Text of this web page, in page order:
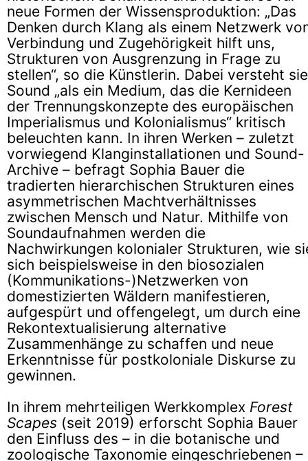
neue Formen der Wissensproduktion: „Das
Denken durch Klang als einem Netzwerk
Verbindung und Zugehörigkeit hilft uns,
Strukturen von Ausgrenzung in Frage zu
stellen“, so die Künstlerin. Dabei versteht sie
Sound „als ein Medium, das die Kernideen
der Trennungskonzepte des europäischen
Imperialismus und Kolonialismus“ kritisch
beleuchten kann. In ihren Werken – zuletzt
vorwiegend Klanginstallationen und Sound-
Archive – befragt Sophia Bauer die
tradierten hierarchischen Strukturen eines
asymmetrischen Machtverhältnisses
zwischen Mensch und Natur. Mithilfe von
Soundaufnahmen werden die
Nachwirkungen kolonialer Strukturen, wie
sich beispielsweise in den biosozialen
(Kommunikations-)Netzwerken von
domestizierten Wäldern manifestieren,
aufgespürt und offengelegt, um durch eine
Rekontextualisierung alternative
Zusammenhänge zu schaffen und neue
Erkenntnisse für postkoloniale Diskurse zu
gewinnen.
In ihrem mehrteiligen Werkkomplex Forest
Scapes (seit 2019) erforscht Sophia Bauer
den Einfluss des – in die botanische und
zoologische Taxonomie eingeschriebenen –